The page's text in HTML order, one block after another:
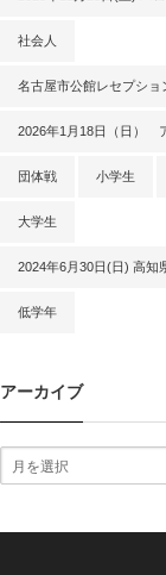
社会人
名古屋市公館レセプショ
2026年1月18日（日）
団体戦 小学生
大学生
2024年6月30日(日) 高知
低学年
アーカイブ